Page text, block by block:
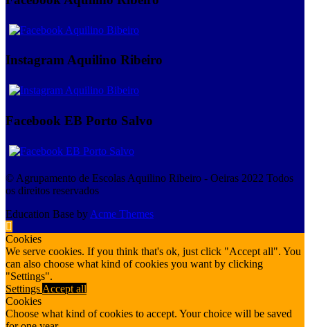
Instagram Aquilino Ribeiro
Facebook EB Porto Salvo
© Agrupamento de Escolas Aquilino Ribeiro - Oeiras 2022 Todos
os direitos reservados
Education Base by Acme Themes
Cookies
We serve cookies. If you think that's ok, just click "Accept all". You
can also choose what kind of cookies you want by clicking
"Settings".
Settings Accept all
Cookies
Choose what kind of cookies to accept. Your choice will be saved